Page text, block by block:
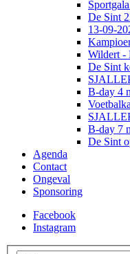
De Sint
13-09-
Wildert -
De Sint
B-day 4
B-day 7
De Sint
Agenda
Contact
Ongeval
Sponsoring
Facebook
Instagram